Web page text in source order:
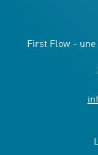
First Flow - une